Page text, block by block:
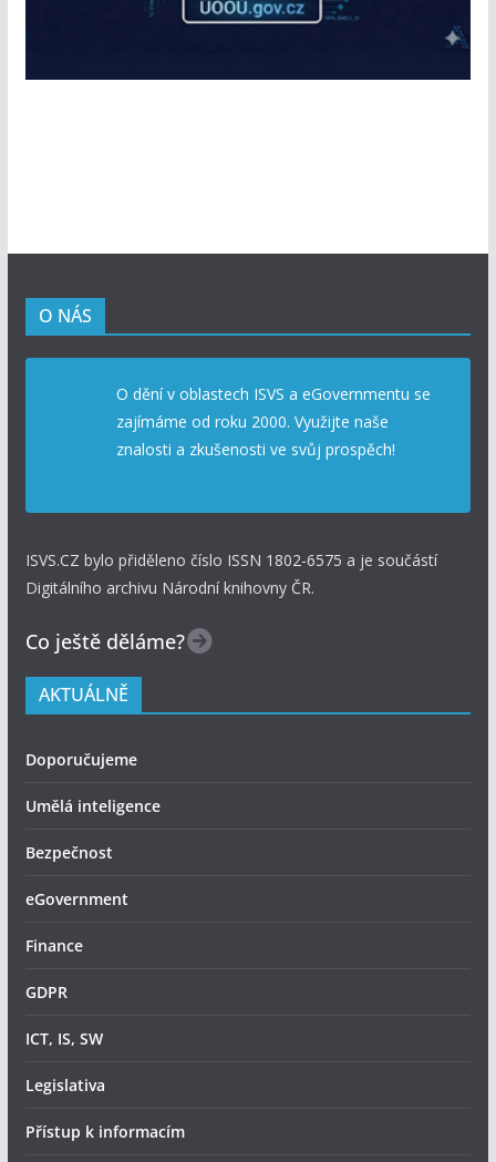
O NÁS
O dění v oblastech ISVS a eGovernmentu se
zajímáme od roku 2000. Využijte naše
znalosti a zkušenosti ve svůj prospěch!
ISVS.CZ bylo přiděleno číslo ISSN 1802-6575 a je součástí
Digitálního archivu Národní knihovny ČR.
Co ještě děláme?
AKTUÁLNĚ
Doporučujeme
Umělá inteligence
Bezpečnost
eGovernment
Finance
GDPR
ICT, IS, SW
Legislativa
Přístup k informacím